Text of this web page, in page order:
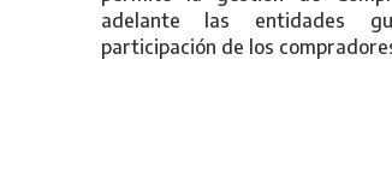
adelante las entidades
participación de los